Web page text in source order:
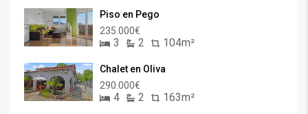
Piso en Pego
235.000€
3 2 104m²
Chalet en Oliva
290.000€
4 2 163m²